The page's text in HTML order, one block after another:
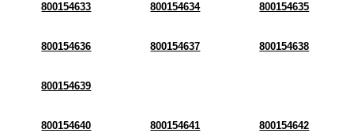
800154633 800154634 800154635
800154636 800154637 800154638
800154639
800154640 800154641 800154642